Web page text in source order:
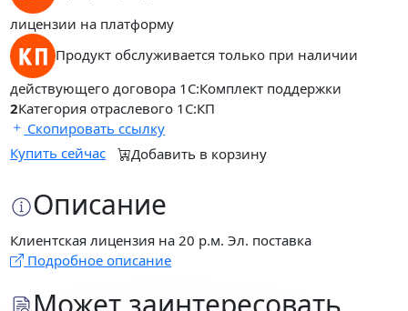
лицензии на платформу
Продукт обслуживается только при наличии
действующего договора 1С:Комплект поддержки
2Категория отраслевого 1С:КП
Скопировать ссылку
Купить сейчас
Добавить в корзину
Описание
Клиентская лицензия на 20 р.м. Эл. поставка
Подробное описание